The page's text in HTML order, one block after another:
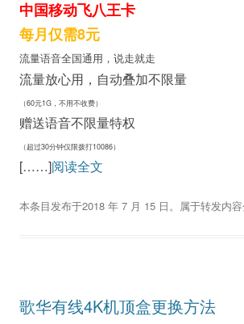
中国移动飞八王卡
每月仅需8元
流量语音全国通用，说走就走
流量放心用，自动叠加不限量
（60元1G，不用不收费）
赠送语音不限量特权
（超过30分钟仅限拨打10086）
[……]阅读全文
本条目发布于2018 年 7 月 15 日。属于转发内容
歌华有线4K机顶盒更换方法